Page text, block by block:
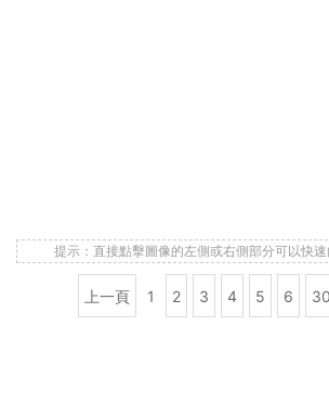
提示：直接點擊圖像的左側或右側部分可以快速
上一頁 1 2 3 4 5 6 30